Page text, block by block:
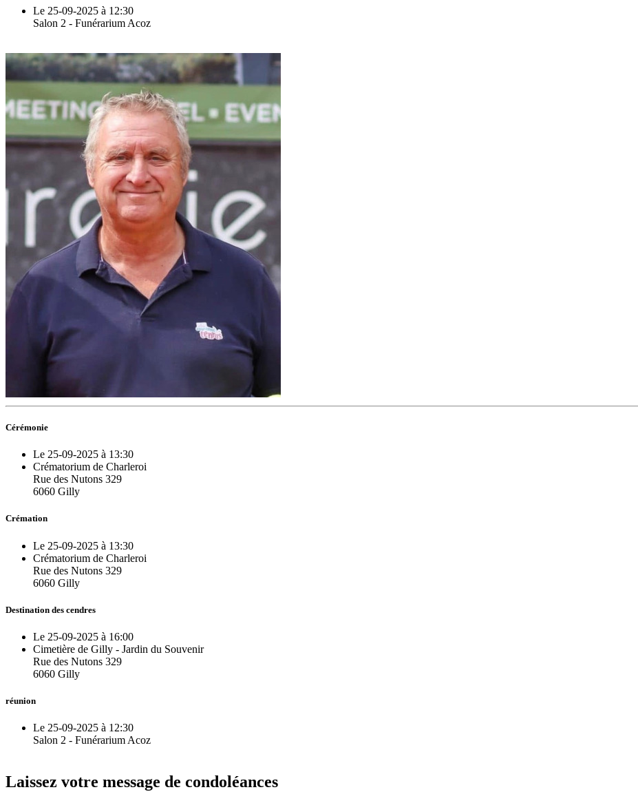
Le 25-09-2025 à 12:30
Salon 2 - Funérarium Acoz
Cérémonie
Le 25-09-2025 à 13:30
Crématorium de Charleroi
Rue des Nutons 329
6060 Gilly
Crémation
Le 25-09-2025 à 13:30
Crématorium de Charleroi
Rue des Nutons 329
6060 Gilly
Destination des cendres
Le 25-09-2025 à 16:00
Cimetière de Gilly - Jardin du Souvenir
Rue des Nutons 329
6060 Gilly
réunion
Le 25-09-2025 à 12:30
Salon 2 - Funérarium Acoz
Laissez votre message de condoléances